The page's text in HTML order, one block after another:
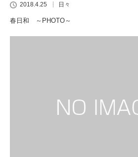
2018.4.25 日々
春日和 ～PHOTO～